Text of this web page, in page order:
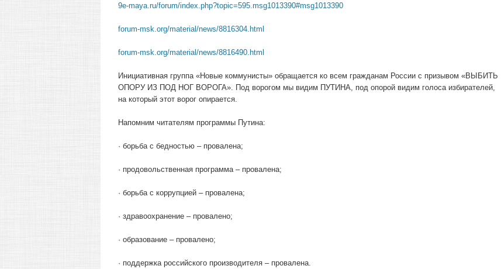
9e-maya.ru/forum/index.php?topic=595.msg1013390#msg1013390
forum-msk.org/material/news/8816304.html
forum-msk.org/material/news/8816490.html
Инициативная группа «Новые коммунисты» обращается ко всем гражданам России с призывом «ВЫБИТЬ
ОПОРУ ИЗ ПОД НОГ ВОРОГА». Под ворогом мы видим ПУТИНА, под опорой видим голоса избирателей,
на который этот ворог опирается.
Напомним читателям программы Путина:
· борьба с бедностью – провалена;
· продовольственная программа – провалена;
· борьба с коррупцией – провалена;
· здравоохранение – провалено;
· образование – провалено;
· поддержка российского производителя – провалена.